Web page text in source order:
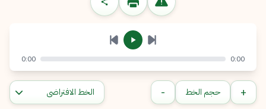
إرسال إلغاء
0:00
0:00
+ حجم الخط -